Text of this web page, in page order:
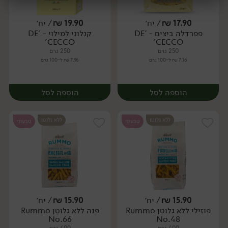
יח׳ יח׳
17.90
₪/ יח׳
פפרדלה ביצים - 'DE
CECCO'
250 גרם
7.16 ₪ ל-100 גרם
הוספה לסל
יח׳
19.90
₪/ יח׳
קנלוני למילוי - 'DE
CECCO'
250 גרם
7.96 ₪ ל-100 גרם
הוספה לסל
יח׳
ללא גלוטן טבעוני
15.90
₪/ יח׳
פוזילי ללא גלוטן Rummo
No.48
ללא גלוטן טבעוני
15.90
₪/ יח׳
פנה ללא גלוטן Rummo
No.66
יח׳ יח׳